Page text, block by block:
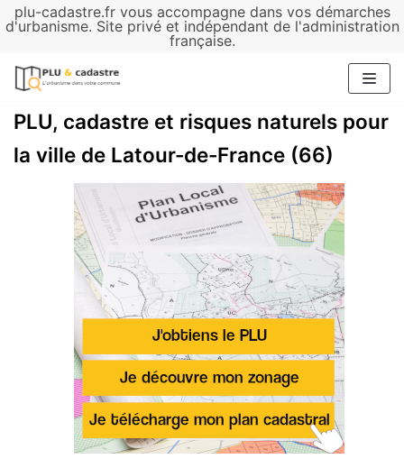
plu-cadastre.fr vous accompagne dans vos démarches
d'urbanisme. Site privé et indépendant de l'administration
française.
Aller
contenu
PLU, cadastre et risques naturels pour
la ville de Latour-de-France (66)